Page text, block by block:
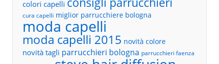
colori capelli
cura capelli miglior parrucchiere bologna
moda capelli
moda capelli 2015 novità colore
novità tagli parrucchieri bologna parrucchieri faenza